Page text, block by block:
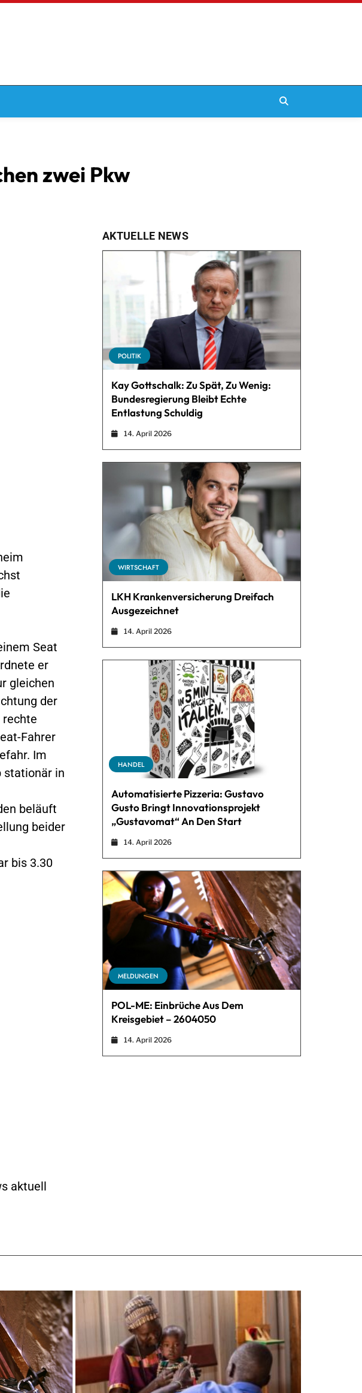
zwei Pkw
Seat
er
gleichen
der
rechte
Fahrer
Im
stationär in
beläuft
beider
bis 3.30
aktuell
AKTUELLE NEWS
POLITIK
Kay Gottschalk: Zu Spät, Zu Wenig:
Bundesregierung Bleibt Echte
Entlastung Schuldig
14. April 2026
WIRTSCHAFT
LKH Krankenversicherung Dreifach
Ausgezeichnet
14. April 2026
HANDEL
Automatisierte Pizzeria: Gustavo
Gusto Bringt Innovationsprojekt
„Gustavomat“ An Den Start
14. April 2026
MELDUNGEN
POL-ME: Einbrüche Aus Dem
Kreisgebiet – 2604050
14. April 2026